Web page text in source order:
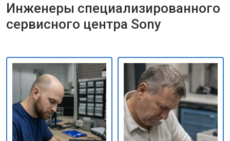
Инженеры специализированного
сервисного центра Sony